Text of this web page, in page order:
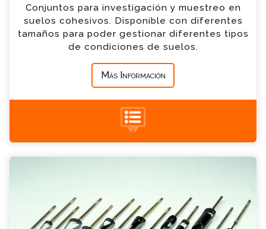
Conjuntos para investigación y muestreo en
suelos cohesivos. Disponible con diferentes
tamaños para poder gestionar diferentes tipos
de condiciones de suelos.
Más Información
Empresa
*
breve
Nombre
*